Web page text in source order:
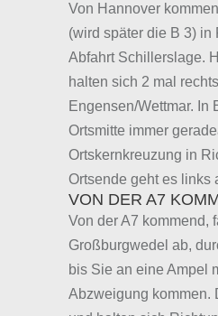
Von Hannover
(wird später die B 3)
Abfahrt Schillerslage.
halten sich 2 mal
Engensen/Wettmar. In
Ortsmitte immer
Ortskernkreuzung in
Ortsende geht es links
VON DER A7
Von der A7 kommend,
Großburgwedel ab,
bis Sie an eine Ampel
Abzweigung kommen.